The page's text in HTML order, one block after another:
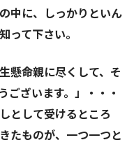
中に、しっかりといん
って下さい。
懸命親に尽くして、そ
ございます。」・・・
として受けるところ
たものが、一つ一つと